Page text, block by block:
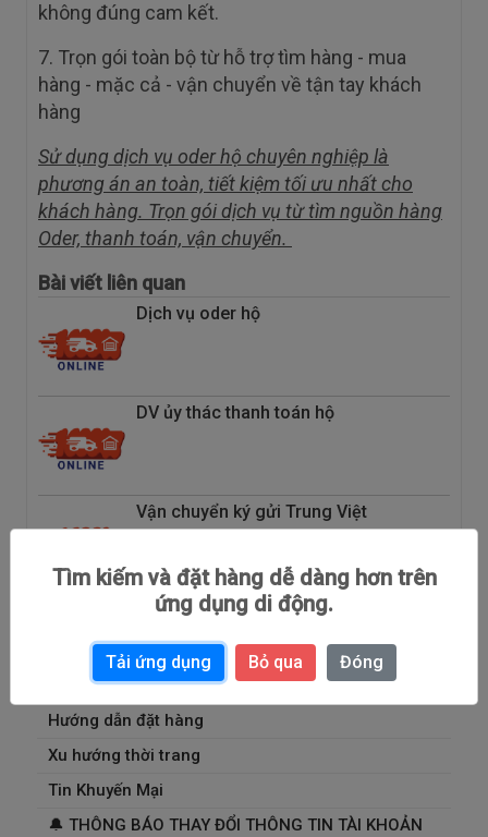
không đúng cam kết.
7. Trọn gói toàn bộ từ hỗ trợ tìm hàng - mua
hàng - mặc cả - vận chuyển về tận tay khách
hàng
Sử dụng dịch vụ oder hộ chuyên nghiệp là
phương án an toàn, tiết kiệm tối ưu nhất cho
khách hàng. Trọn gói dịch vụ từ tìm nguồn hàng
Oder, thanh toán, vận chuyển.
Bài viết liên quan
Dịch vụ oder hộ
DV ủy thác thanh toán hộ
Vận chuyển ký gửi Trung Việt
Chia sẻ kinh nghiệm
Tin Tức
Hướng dẫn đặt hàng
Xu hướng thời trang
Tin Khuyến Mại
🔔 THÔNG BÁO THAY ĐỔI THÔNG TIN TÀI KHOẢN
Tìm kiếm và đặt hàng dễ dàng hơn trên
ứng dụng di động.
Tải ứng dụng Bỏ qua Đóng